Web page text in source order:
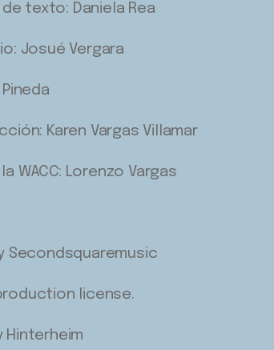
texto: Daniela Rea
Josué Vergara
Karen Vargas Villamar
WACC: Lorenzo Vargas
Secondsquaremusic
license.
Hinterheim